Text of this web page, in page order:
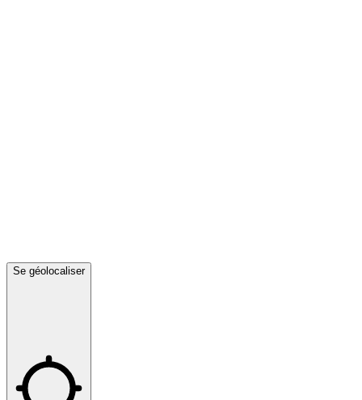
Se géolocaliser